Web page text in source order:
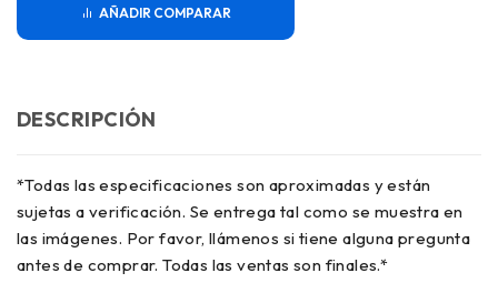
COMPARAR
DESCRIPCIÓN
*Todas las especificaciones son aproximadas y están
sujetas a verificación. Se entrega tal como se muestra en
las imágenes. Por favor, llámenos si tiene alguna pregunta
antes de comprar. Todas las ventas son finales.*